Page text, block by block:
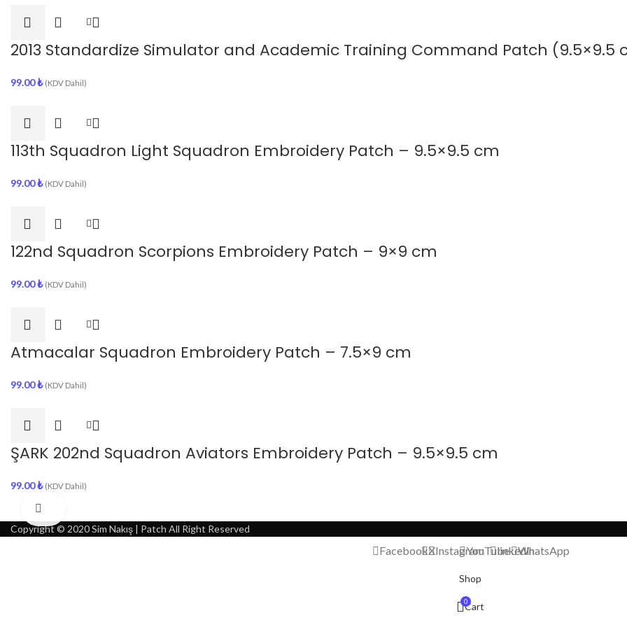
2013 Standardize Simulator and Academic Training Command Patch (9.5×9.5
99.00₺ (KDV Dahil)
113th Squadron Light Squadron Embroidery Patch – 9.5×9.5 cm
99.00₺ (KDV Dahil)
122nd Squadron Scorpions Embroidery Patch – 9×9 cm
99.00₺ (KDV Dahil)
Atmacalar Squadron Embroidery Patch – 7.5×9 cm
99.00₺ (KDV Dahil)
ŞARK 202nd Squadron Aviators Embroidery Patch – 9.5×9.5 cm
99.00₺ (KDV Dahil)
Copyright © 2020 Sim Nakış | Patch All Right Reserved
FacebookXInstagramYouTubelinkedinWhatsApp
Shop
0Cart